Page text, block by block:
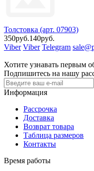
Толстовка (арт. 07903)
350руб.140руб.
Viber Viber Telegram
Хотите узнавать первым
Подпишитесь на нашу
Информация
Рассрочка
Доставка
Возврат товара
Таблица размеров
Контакты
Время работы